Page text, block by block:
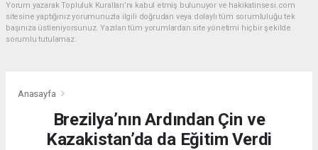
Yorum yazarak Topluluk Kuralları’nı kabul etmiş bulunuyor ve hakikatinsesi.com
sitesine yaptığınız yorumunuzla ilgili doğrudan veya dolaylı tüm sorumluluğu tek
başınıza üstleniyorsunuz. Yazılan tüm yorumlardan site yönetimi hiçbir şekilde
sorumlu tutulamaz.
Anasayfa
Brezilya’nın Ardından Çin ve
Kazakistan’da da Eğitim Verdi